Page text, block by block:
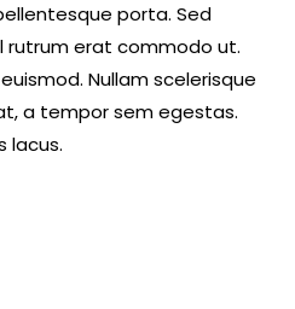
porta. Sed
rutrum erat commodo ut.
Nullam scelerisque
a tempor sem egestas.
lacus.